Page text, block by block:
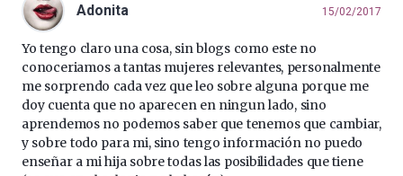
Adonita 15/02/2017
Yo tengo claro una cosa, sin blogs como este no
conoceriamos a tantas mujeres relevantes, personalmente
me sorprendo cada vez que leo sobre alguna porque me
doy cuenta que no aparecen en ningun lado, sino
aprendemos no podemos saber que tenemos que cambiar,
y sobre todo para mi, sino tengo información no puedo
enseñar a mi hija sobre todas las posibilidades que tiene